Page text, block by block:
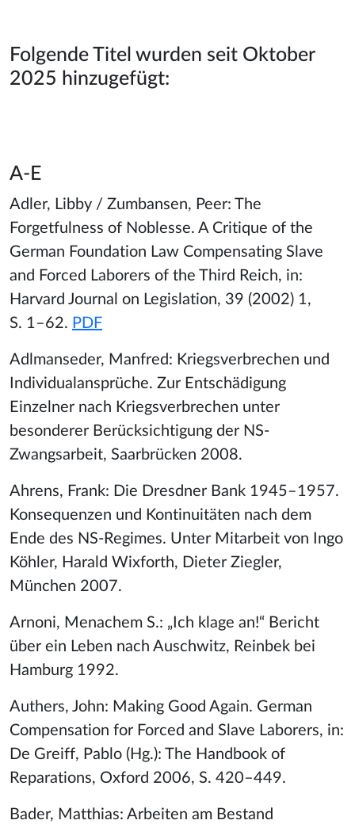
Folgende Titel wurden seit Oktober
2025 hinzugefügt:
A-E
Adler, Libby / Zumbansen, Peer: The
Forgetfulness of Noblesse. A Critique of the
German Foundation Law Compensating Slave
and Forced Laborers of the Third Reich, in:
Harvard Journal on Legislation, 39 (2002) 1,
S. 1–62. PDF
Adlmanseder, Manfred: Kriegsverbrechen und
Individualansprüche. Zur Entschädigung
Einzelner nach Kriegsverbrechen unter
besonderer Berücksichtigung der NS-
Zwangsarbeit, Saarbrücken 2008.
Ahrens, Frank: Die Dresdner Bank 1945–1957.
Konsequenzen und Kontinuitäten nach dem
Ende des NS-Regimes. Unter Mitarbeit von Ingo
Köhler, Harald Wixforth, Dieter Ziegler,
München 2007.
Arnoni, Menachem S.: „Ich klage an!“ Bericht
über ein Leben nach Auschwitz, Reinbek bei
Hamburg 1992.
Authers, John: Making Good Again. German
Compensation for Forced and Slave Laborers, in:
De Greiff, Pablo (Hg.): The Handbook of
Reparations, Oxford 2006, S. 420–449.
Bader, Matthias: Arbeiten am Bestand